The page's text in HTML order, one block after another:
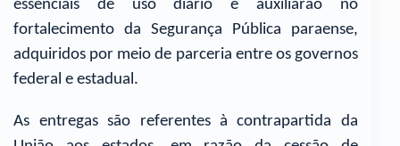
essenciais de uso diário e auxiliarão no
fortalecimento da Segurança Pública paraense,
adquiridos por meio de parceria entre os governos
federal e estadual.
As entregas são referentes à contrapartida da